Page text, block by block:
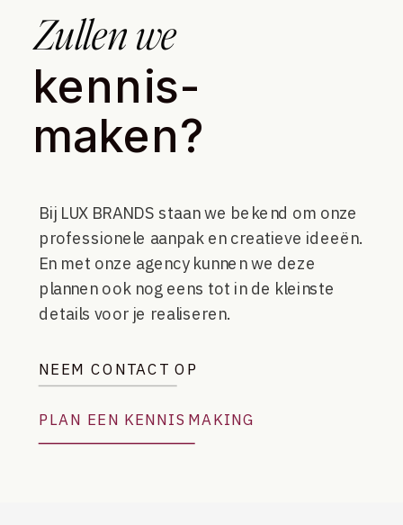
Zullen we
kennis-
maken?
Bij LUX BRANDS staan we bekend om onze
professionele aanpak en creatieve ideeën.
En met onze agency kunnen we deze
plannen ook nog eens tot in de kleinste
details voor je realiseren.
NEEM CONTACT OP
PLAN EEN KENNISMAKING